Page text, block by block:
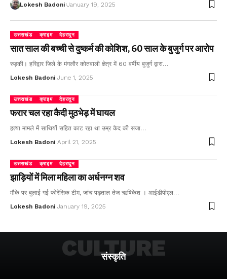
Lokesh Badoni January 19, 2025
उत्तराखंड क्राइम देहरादून
सात साल की बच्ची से दुष्कर्म की कोशिश, 60 साल के बुजुर्ग पर आरोप
रुड़की। हरिद्वार जिले के मंगलौर कोतवाली क्षेत्र में 60 वर्षीय बुजुर्ग द्वारा…
Lokesh Badoni June 1, 2025
उत्तराखंड क्राइम देहरादून
फरार चल रहा कैदी मुठभेड़ में घायल
हत्या मामले में साथियों सहित काट रहा था उम्र कैद की सजा…
Lokesh Badoni April 21, 2025
उत्तराखंड क्राइम देहरादून
झाड़ियों में मिला महिला का अर्धनग्न शव
मौके पर बुलाई गई फोरेंसिक टीम, जांच पड़ताल तेज ऋषिकेश । आईडीपीएल…
Lokesh Badoni January 19, 2025
संस्कृति
CULTURE